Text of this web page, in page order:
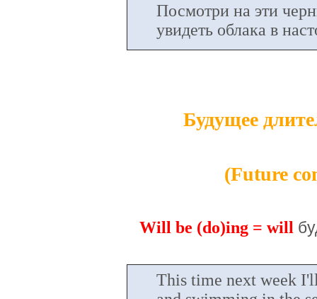
Посмотри на эти
увидеть облака в
Будущее
(Future
Will be (do)ing = will
This time next week